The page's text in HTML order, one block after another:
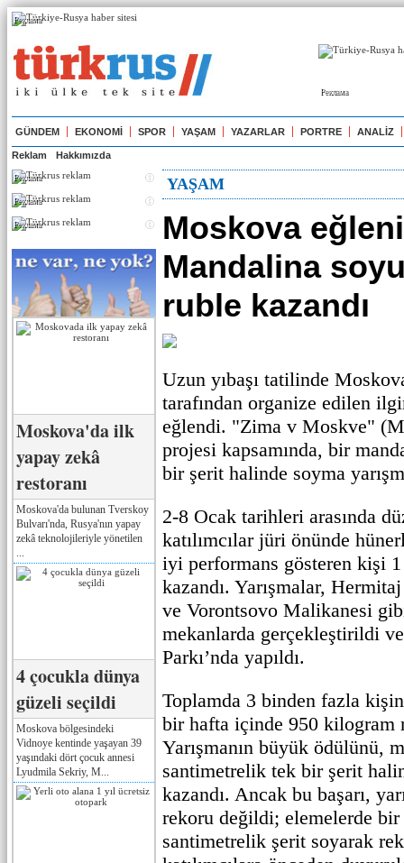
Реклама
Реклама
GÜNDEM EKONOMİ SPOR YAŞAM YAZARLAR PORTRE ANALİZ
Reklam Hakkımızda
Реклама
Реклама
Реклама
Moskova'da ilk
yapay zekâ
restoranı
Moskova'da bulunan Tverskoy
Bulvarı'nda, Rusya'nın yapay
zekâ teknolojileriyle yönetilen
4 çocukla dünya
güzeli seçildi
Moskova bölgesindeki
Vidnoye kentinde yaşayan 39
yaşındaki dört çocuk annesi
Lyudmila Sekriy, M...
YAŞAM
Moskova
Mandalina
ruble kazandı
Uzun yıbaşı tatilinde
tarafından organize edilen
eğlendi. "Zima v Moskve"
projesi kapsamında, bir
bir şerit halinde soyma
2-8 Ocak tarihleri arasında
katılımcılar jüri önünde
iyi performans gösteren kişi
kazandı. Yarışmalar,
ve Vorontsovo Malikanesi
mekanlarda gerçekleştirildi
Parkı’nda yapıldı.
Toplamda 3 binden fazla
bir hafta içinde 950 kilogram
Yarışmanın büyük ödülünü,
santimetrelik tek bir şerit
kazandı. Ancak bu başarı,
rekoru değildi; elemelerde bir
santimetrelik şerit soyarak